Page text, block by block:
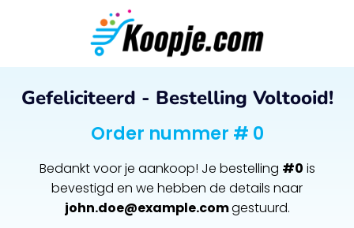
Gefeliciteerd - Bestelling Voltooid!
Order nummer # 0
Bedankt voor je aankoop! Je bestelling #0 is
bevestigd en we hebben de details naar
john.doe@example.comgestuurd.